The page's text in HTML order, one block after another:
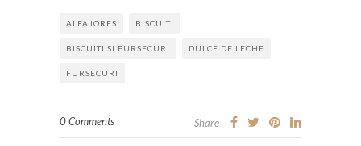
ALFAJORES BISCUITI
BISCUITI SI FURSECURI DULCE DE LECHE
FURSECURI
0 Comments Share